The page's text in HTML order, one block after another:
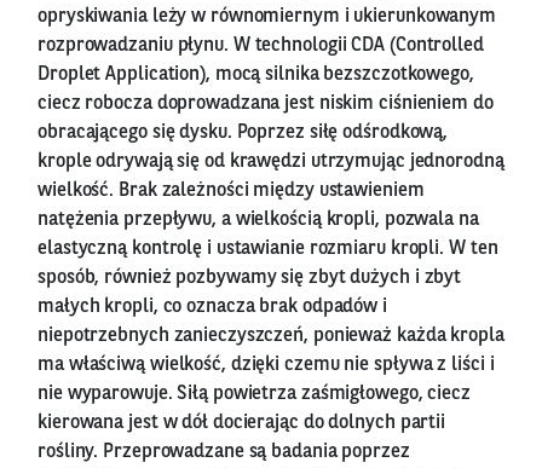
opryskiwania leży w równomiernym i ukierunkowanym
rozprowadzaniu płynu. W technologii CDA (Controlled
Droplet Application), mocą silnika bezszczotkowego,
ciecz robocza doprowadzana jest niskim ciśnieniem do
obracającego się dysku. Poprzez siłę odśrodkową,
krople odrywają się od krawędzi utrzymując jednorodną
wielkość. Brak zależności między ustawieniem
natężenia przepływu, a wielkością kropli, pozwala na
elastyczną kontrolę i ustawianie rozmiaru kropli. W ten
sposób, również pozbywamy się zbyt dużych i zbyt
małych kropli, co oznacza brak odpadów i
niepotrzebnych zanieczyszczeń, ponieważ każda kropla
ma właściwą wielkość, dzięki czemu nie spływa z liści i
nie wyparowuje. Siłą powietrza zaśmigłowego, ciecz
kierowana jest w dół docierając do dolnych partii
rośliny. Przeprowadzane są badania poprzez